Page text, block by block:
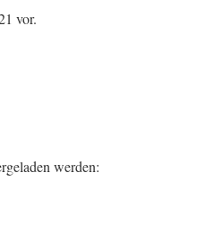
vor.
werden: